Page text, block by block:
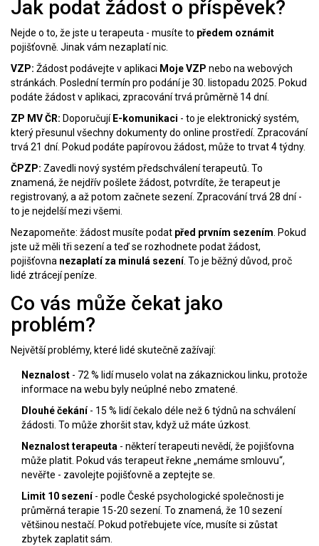
Jak podat žádost o příspěvek?
Nejde o to, že jste u terapeuta - musíte to předem oznámit
pojišťovně. Jinak vám nezaplatí nic.
VZP: Žádost podávejte v aplikaci Moje VZP nebo na webových
stránkách. Poslední termín pro podání je 30. listopadu 2025. Pokud
podáte žádost v aplikaci, zpracování trvá průměrně 14 dní.
ZP MV ČR: Doporučují E-komunikaci - to je elektronický systém,
který přesunul všechny dokumenty do online prostředí. Zpracování
trvá 21 dní. Pokud podáte papírovou žádost, může to trvat 4 týdny.
ČPZP: Zavedli nový systém předschválení terapeutů. To
znamená, že nejdřív pošlete žádost, potvrdíte, že terapeut je
registrovaný, a až potom začnete sezení. Zpracování trvá 28 dní -
to je nejdelší mezi všemi.
Nezapomeňte: žádost musíte podat před prvním sezením. Pokud
jste už měli tři sezení a teď se rozhodnete podat žádost,
pojišťovna nezaplatí za minulá sezení. To je běžný důvod, proč
lidé ztrácejí peníze.
Co vás může čekat jako
problém?
Největší problémy, které lidé skutečně zažívají:
Neznalost - 72 % lidí muselo volat na zákaznickou linku, protože
informace na webu byly neúplné nebo zmatené.
Dlouhé čekání- 15 % lidí čekalo déle než 6 týdnů na schválení
žádosti. To může zhoršit stav, když už máte úzkost.
Neznalost terapeuta - některí terapeuti nevědí, že pojišťovna
může platit. Pokud vás terapeut řekne „nemáme smlouvu“,
nevěřte - zavolejte pojišťovně a zeptejte se.
Limit 10 sezení- podle České psychologické společnosti je
průměrná terapie 15-20 sezení. To znamená, že 10 sezení
většinou nestačí. Pokud potřebujete více, musíte si zůstat
zbytek zaplatit sám.